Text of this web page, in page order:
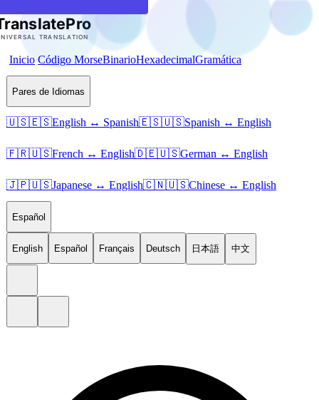
Inicio Código MorseBinarioHexadecimalGramática
Pares de Idiomas
🇺🇸🇪🇸English ↔ Spanish🇪🇸🇺🇸Spanish ↔ English
🇫🇷🇺🇸French ↔ English🇩🇪🇺🇸German ↔ English
🇯🇵🇺🇸Japanese ↔ English🇨🇳🇺🇸Chinese ↔ English
Español
English Español Français Deutsch 日本語 中文